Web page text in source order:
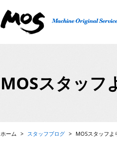
MOSスタッフ
ホーム > スタッフブログ > MOSスタッフよ